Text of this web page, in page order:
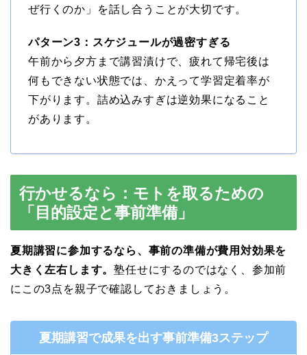
ぜ行くのか」を話し合うことが大切です。
パターン3：スケジュールが過密すぎる
午前から夕方まで講習漬けで、疲れて帰宅後は
何もできない状態では、かえって学習定着率が
下がります。詰め込みすぎは逆効果になること
があります。
行かせるなら：モトを取るための
「目的設定と事前準備」
夏期講習に参加するなら、事前の準備が費用対効果を
大きく左右します。塾任せにするのではなく、参加前
にこの3点を親子で確認しておきましょう。
夏期講習で成果を出す事前準備3ステップ